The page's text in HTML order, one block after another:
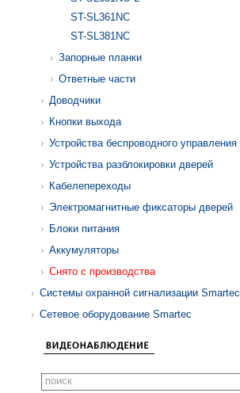
ST-SL361NC
ST-SL381NC
Запорные планки
Ответные части
Доводчики
Кнопки выхода
Устройства беспроводного управления
Устройства разблокировки дверей
Кабелепереходы
Электромагнитные фиксаторы дверей
Блоки питания
Аккумуляторы
Снято с производства
Системы охранной сигнализации Smartec
Сетевое оборудование Smartec